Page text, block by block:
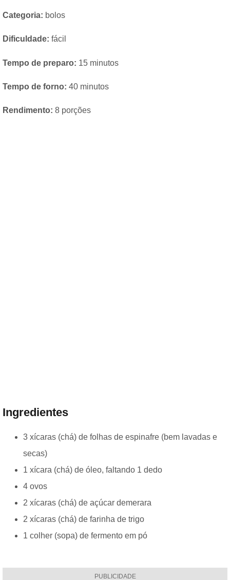
Categoria: bolos
Dificuldade: fácil
Tempo de preparo: 15 minutos
Tempo de forno: 40 minutos
Rendimento: 8 porções
Ingredientes
3 xícaras (chá) de folhas de espinafre (bem lavadas e
secas)
1 xícara (chá) de óleo, faltando 1 dedo
4 ovos
2 xícaras (chá) de açúcar demerara
2 xícaras (chá) de farinha de trigo
1 colher (sopa) de fermento em pó
PUBLICIDADE